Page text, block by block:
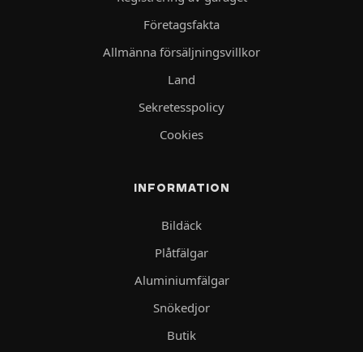
Företagsfakta
Allmänna försäljningsvillkor
Land
Sekretesspolicy
Cookies
INFORMATION
Bildäck
Plåtfälgar
Aluminiumfälgar
Snökedjor
Butik